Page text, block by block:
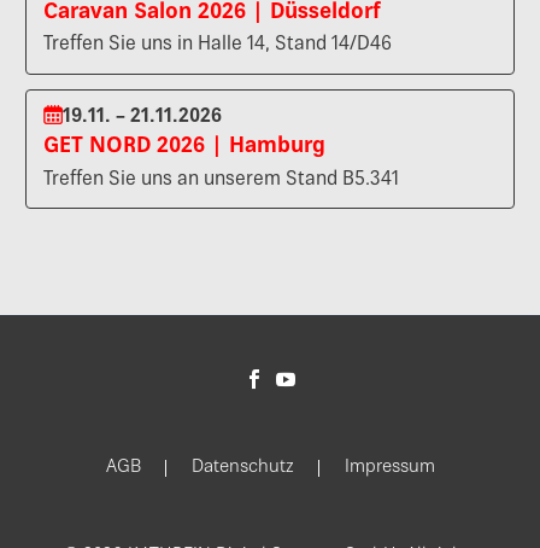
Caravan Salon 2026 | Düsseldorf
Treffen Sie uns in Halle 14, Stand 14/D46
19.11. – 21.11.2026
GET NORD 2026 | Hamburg
Treffen Sie uns an unserem Stand B5.341
AGB Datenschutz Impressum